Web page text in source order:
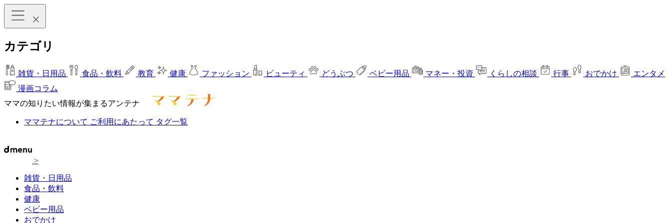
カテゴリ
雑貨・日用品 食品・飲料 教育 健康 ファッション ビューティ どうぶつ ベビー用品 マネー・投資 くらしの相談 行事 おでかけ
エンタメ
漫画コラム
ママの知りたい情報が集まるアンテナ
ママテナについて ご利用にあたって タグ一覧
>
雑貨・日用品
食品・飲料
健康
ベビー用品
おでかけ